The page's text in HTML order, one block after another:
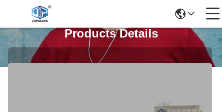
Products Details